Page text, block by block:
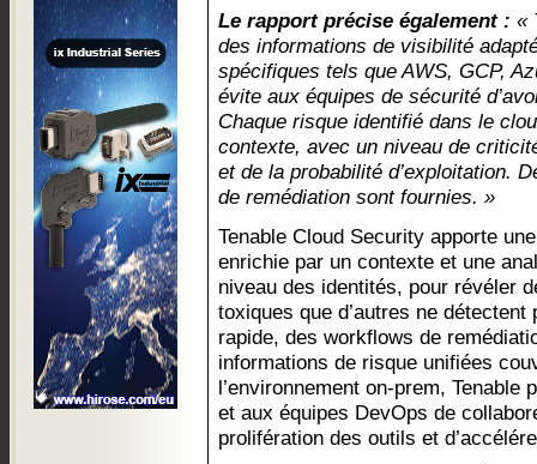
Le rapport précise également : «
des informations de visibilité
spécifiques tels que AWS, GCP,
évite aux équipes de sécurité
Chaque risque identifié dans le
contexte, avec un niveau de
et de la probabilité d’exploitation.
de remédiation sont fournies. »
Tenable Cloud Security apporte
enrichie par un contexte et une
niveau des identités, pour révéler
toxiques que d’autres ne
rapide, des workflows de
informations de risque unifiées
l’environnement on-prem,
et aux équipes DevOps de
prolifération des outils et